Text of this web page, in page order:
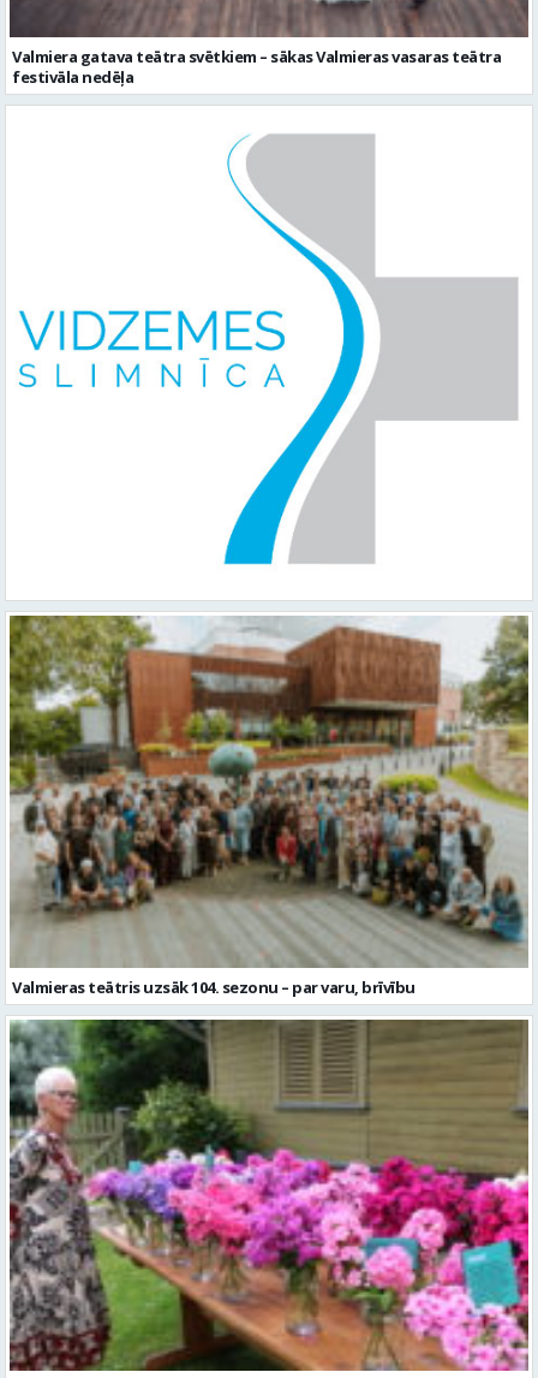
Valmiera gatava teātra svētkiem – sākas Valmieras vasaras teātra
festivāla nedēļa
Valmieras teātris uzsāk 104. sezonu – par varu, brīvību